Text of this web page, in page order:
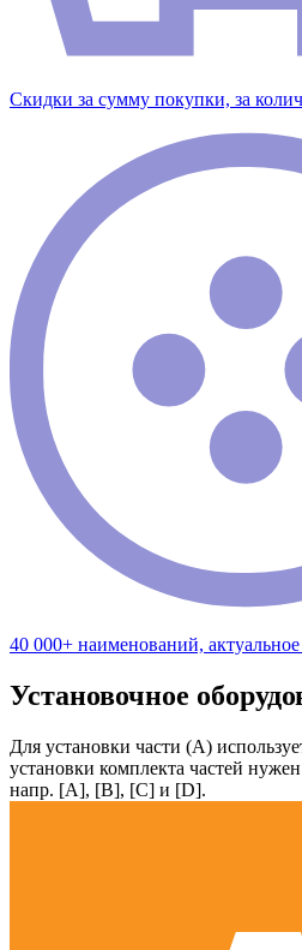
Скидки за сумму покупки, за
40 000+ наименований,
Установочное
Для установки части (А)
установки комплекта частей нужен
напр. [А], [B], [С] и [D].